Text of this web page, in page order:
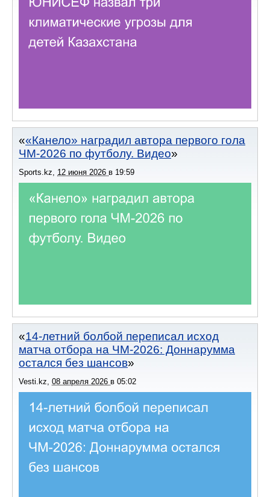
«Канело» наградил автора первого гола
ЧМ-2026 по футболу. Видео
Sports.kz 12 июня 2026 в 19:59
14-летний болбой переписал исход
матча отбора на ЧМ-2026: Доннарумма
остался без шансов
Vesti.kz 08 апреля 2026 в 05:02